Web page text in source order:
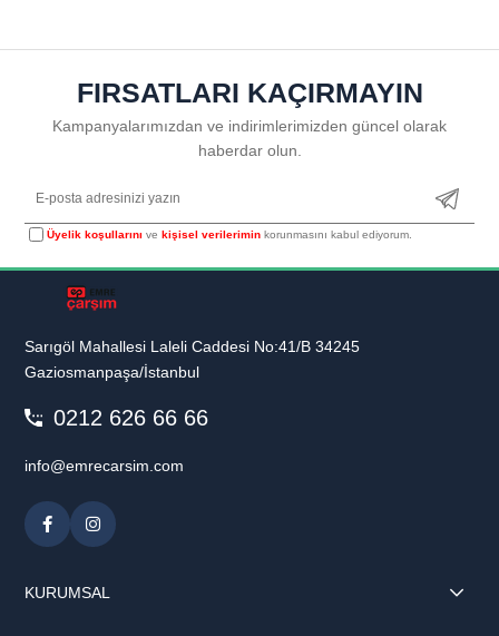
FIRSATLARI KAÇIRMAYIN
Kampanyalarımızdan ve indirimlerimizden güncel olarak
haberdar olun.
Üyelik koşullarını vekişisel verilerimin korunmasını kabul ediyorum.
Sarıgöl Mahallesi Laleli Caddesi No:41/B 34245
Gaziosmanpaşa/İstanbul
0212 626 66 66
info@emrecarsim.com
KURUMSAL